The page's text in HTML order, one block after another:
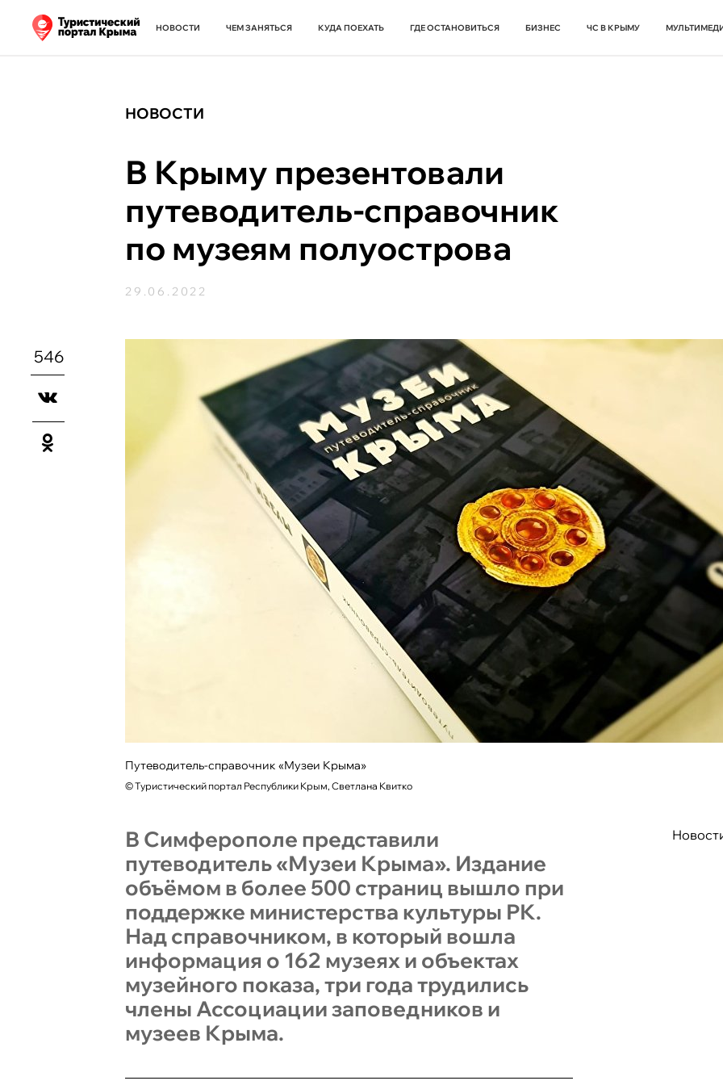
НОВОСТИ ЧЕМ ЗАНЯТЬСЯ КУДА ПОЕХАТЬ ГДЕ ОСТАНОВИТЬСЯ БИЗНЕС ЧС В КРЫМУ
НОВОСТИ
В Крыму презентовали
путеводитель-справочник
по музеям полуострова
29.06.2022
546
Путеводитель-справочник «Музеи Крыма»
©Туристический портал Республики Крым, Светлана Квитко
В Симферополе представили
путеводитель «Музеи Крыма». Издание
объёмом в более 500 страниц вышло при
поддержке министерства культуры РК.
Над справочником, в который вошла
информация о 162 музеях и объектах
музейного показа, три года трудились
члены Ассоциации заповедников и
музеев Крыма.